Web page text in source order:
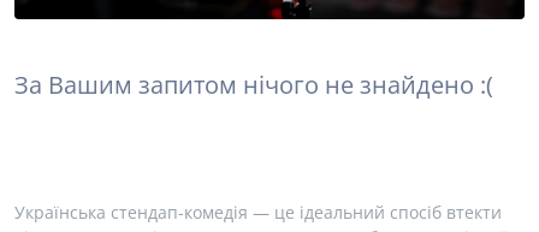
За Вашим запитом нічого не знайдено :(
Українська стендап-комедія — це ідеальний спосіб втекти